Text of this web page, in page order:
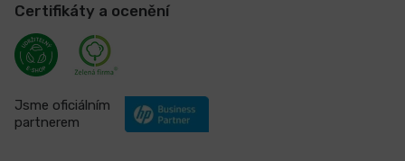
Certifikáty a ocenění
Jsme oficiálním
partnerem